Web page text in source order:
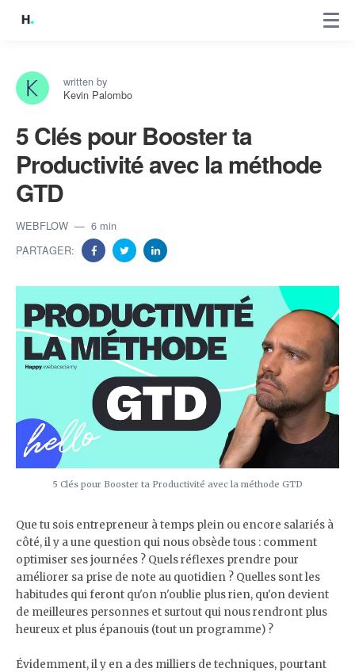
written by
Kevin Palombo
5 Clés pour Booster ta
Productivité avec la méthode
GTD
WEBFLOW
6 min
PARTAGER:
5 Clés pour Booster ta Productivité avec la méthode GTD
Que tu sois entrepreneur à temps plein ou encore salariés à
côté, il y a une question qui nous obsède tous : comment
optimiser ses journées ? Quels réflexes prendre pour
améliorer sa prise de note au quotidien ? Quelles sont les
habitudes qui feront qu'on n'oublie plus rien, qu'on devient
de meilleures personnes et surtout qui nous rendront plus
heureux et plus épanouis (tout un programme) ?
Évidemment, il y en a des milliers de techniques, pourtant